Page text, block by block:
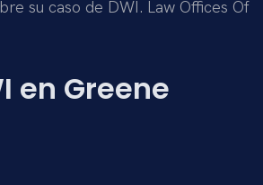
su caso de DWI. Law Offices Of
en Greene